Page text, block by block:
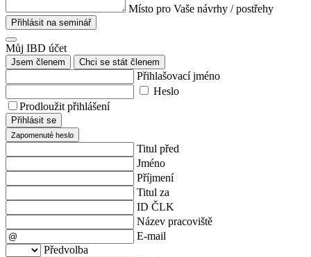
Místo pro Vaše návrhy / postřehy
Přihlásit na seminář
Můj IBD účet
Jsem členem Chci se stát členem
Přihlašovací jméno
Heslo
Prodloužit přihlášení
Přihlásit se
Zapomenuté heslo
Titul před
Jméno
Příjmení
Titul za
ID ČLK
Název pracoviště
E-mail
Předvolba